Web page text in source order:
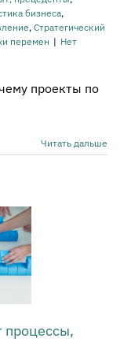
бизнеса,
, Стратегический
перемен | Нет
проекты по
Читать дальше
процессы,